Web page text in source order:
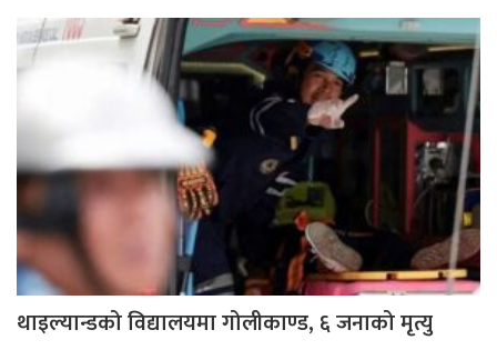
थाइल्यान्डको विद्यालयमा गोलीकाण्ड, ६ जनाको मृत्यु